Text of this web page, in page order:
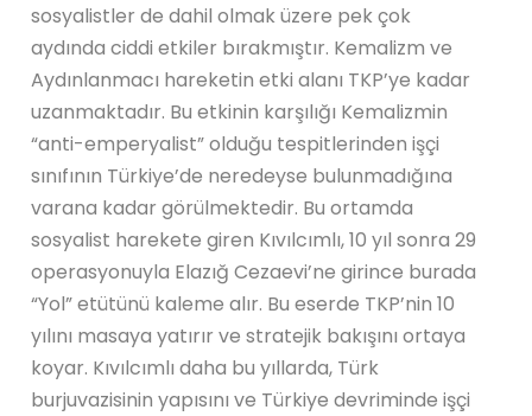
sosyalistler de dahil olmak üzere pek çok
aydında ciddi etkiler bırakmıştır. Kemalizm ve
Aydınlanmacı hareketin etki alanı TKP’ye kadar
uzanmaktadır. Bu etkinin karşılığı Kemalizmin
“anti-emperyalist” olduğu tespitlerinden işçi
sınıfının Türkiye’de neredeyse bulunmadığına
varana kadar görülmektedir. Bu ortamda
sosyalist harekete giren Kıvılcımlı, 10 yıl sonra 29
operasyonuyla Elazığ Cezaevi’ne girince burada
“Yol” etütünü kaleme alır. Bu eserde TKP’nin 10
yılını masaya yatırır ve stratejik bakışını ortaya
koyar. Kıvılcımlı daha bu yıllarda, Türk
burjuvazisinin yapısını ve Türkiye devriminde işçi